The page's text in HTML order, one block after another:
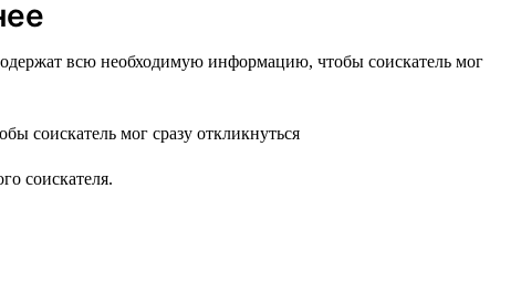
всю необходимую информацию, чтобы соискатель мог
соискателя.